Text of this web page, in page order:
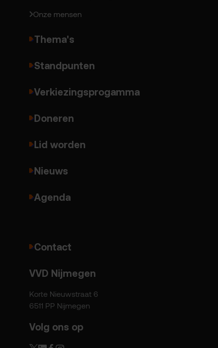
Onze mensen
Thema's
Standpunten
Verkiezingsprogamma
Doneren
Lid worden
Nieuws
Agenda
Contact
VVD Nijmegen
Korte Nieuwstraat 6
6511 PP Nijmegen
Volg ons op